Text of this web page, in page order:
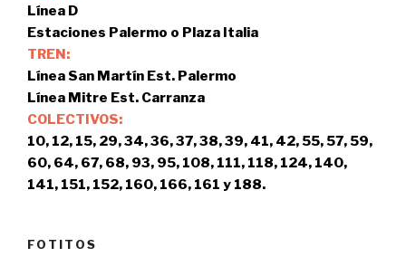
Línea D
Estaciones Palermo o Plaza Italia
TREN:
Línea San Martín Est. Palermo
Línea Mitre Est. Carranza
COLECTIVOS:
10, 12, 15, 29, 34, 36, 37, 38, 39, 41, 42, 55, 57, 59,
60, 64, 67, 68, 93, 95, 108, 111, 118, 124, 140,
141, 151, 152, 160, 166, 161 y 188.
FOTITOS